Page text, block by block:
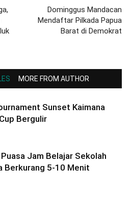
Dominggus Mandacan
Mendaftar Pilkada Papua
Barat di Demokrat
MORE FROM AUTHOR
Sunset Kaimana
Bergulir
Jam Belajar Sekolah
Berkurang 5-10 Menit